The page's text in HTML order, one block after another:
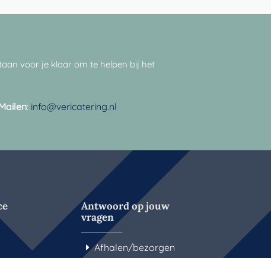
voor je klaar om te helpen bij het
: info@vericatering.nl
Antwoord op jouw
vragen
Afhalen/bezorgen